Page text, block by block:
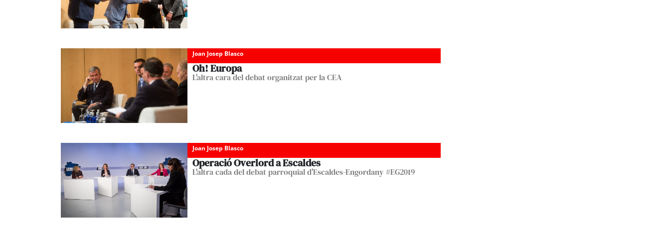
Joan Josep Blasco
Oh! Europa
L'altra cara del debat organitzat per la CEA
Joan Josep Blasco
Operació Overlord a Escaldes
L'altra cada del debat parroquial d'Escaldes-Engordany #EG2019